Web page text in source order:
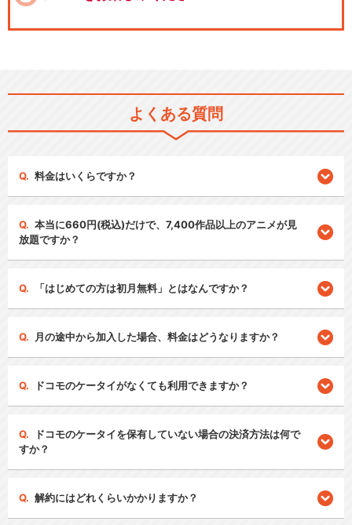
よくある質問
料金はいくらですか？
本当に660円(税込)だけで、7,400作品以上のアニメが見
放題ですか？
「はじめての方は初月無料」とはなんですか？
月の途中から加入した場合、料金はどうなりますか？
ドコモのケータイがなくても利用できますか？
ドコモのケータイを保有していない場合の決済方法は何で
すか？
解約にはどれくらいかかりますか？